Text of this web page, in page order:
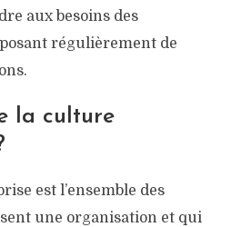
aux besoins des
régulièrement de
la culture
est l’ensemble des
une organisation et qui